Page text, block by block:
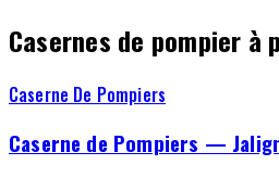
Casernes de pompier à
Caserne De Pompiers
Caserne de Pompiers —